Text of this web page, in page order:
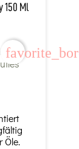
Ml
Öle.